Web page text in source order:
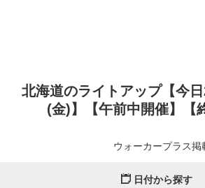
北海道のライトアップ【今
(金)】【午前中開催】【
ウォーカープラス
日付から探す